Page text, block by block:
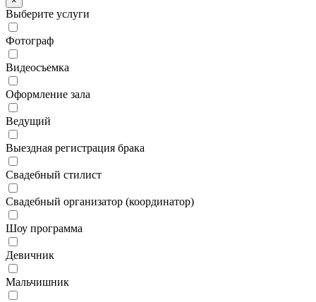
Выберите услуги
Фотограф
Видеосъемка
Оформление зала
Ведущий
Выездная регистрация брака
Свадебный стилист
Свадебный организатор (координатор)
Шоу программа
Девичник
Мальчишник